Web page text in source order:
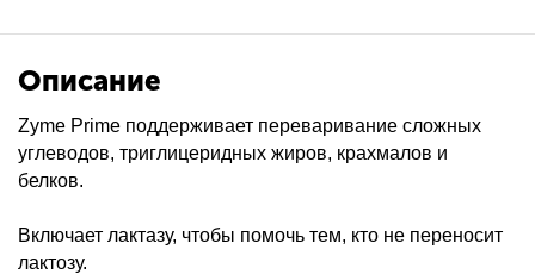
Описание
Zyme Prime поддерживает переваривание сложных
углеводов, триглицеридных жиров, крахмалов и
белков.
Включает лактазу, чтобы помочь тем, кто не переносит
лактозу.